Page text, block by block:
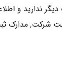
دیگر ندارید و
شرکت, مدارک